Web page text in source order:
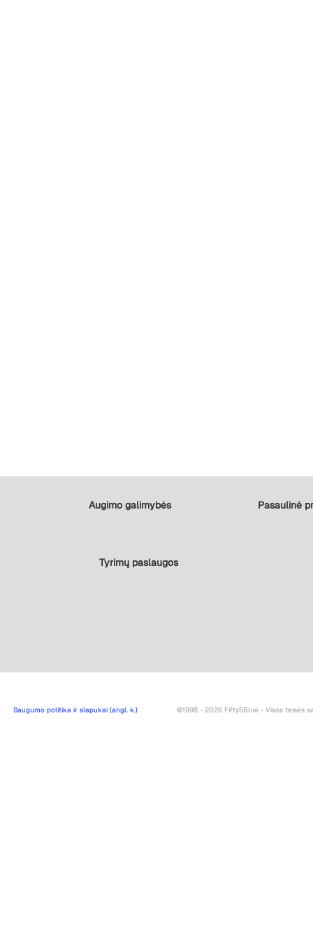
Augimo galimybės Pasaulinė
Tyrimų paslaugos
Saugumo politika ir slapukai (angl. k.) ©1998 - 2026 Fifty5Blue - Visos teisės